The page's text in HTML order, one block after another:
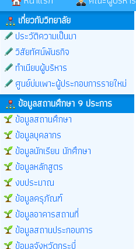
เกี่ยวกับวิทยาลัย
ประวัติความเป็นมา
วิสัยทัศน์พันธกิจ
ทำเนียบผู้บริหาร
ศูนย์บ่มเพาะผู้ประกอบการรายใหม่
ข้อมูลสถานศึกษา 9 ประการ
ข้อมูลสถานศึกษา
ข้อมูลบุคลากร
ข้อมูลนักเรียน นักศึกษา
ข้อมูลหลักสูตร
งบประมาณ
ข้อมูลครุภัณฑ์
ข้อมูลอาคารสถานที่
ข้อมูลสถานประกอบการ
ข้อมูลจังหวัดกระบี่